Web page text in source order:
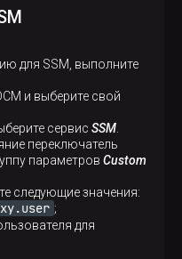
для SSM, выполните
и выберите свой
сервис SSM
переключатель
параметров Custom
следующие значения:
;
для